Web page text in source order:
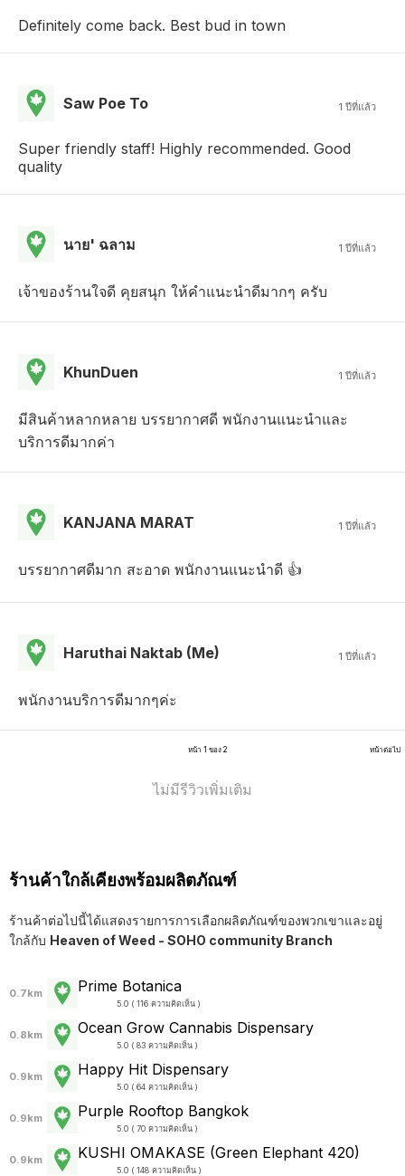
Definitely come back. Best bud in town
Saw Poe To 1 ปีที่แล้ว
Super friendly staff! Highly recommended. Good
quality
นาย' ฉลาม 1 ปีที่แล้ว
เจ้าของร้านใจดี คุยสนุก ให้คำแนะนำดีมากๆ ครับ
KhunDuen 1 ปีที่แล้ว
มีสินค้าหลากหลาย บรรยากาศดี พนักงานแนะนำและ
บริการดีมากค่า
KANJANA MARAT 1 ปีที่แล้ว
บรรยากาศดีมาก สะอาด พนักงานแนะนำดี 👍
Haruthai Naktab (Me) 1 ปีที่แล้ว
พนักงานบริการดีมากๆค่ะ
หน้า 1 ของ 2 หน้าต่อไป
ไม่มีรีวิวเพิ่มเติม
ร้านค้าใกล้เคียงพร้อมผลิตภัณฑ์
ร้านค้าต่อไปนี้ได้แสดงรายการการเลือกผลิตภัณฑ์ของพวกเขาและอยู่
ใกล้กับ Heaven of Weed - SOHO community Branch
0.7km Prime Botanica
5.0 ( 116 ความคิดเห็น )
0.8km Ocean Grow Cannabis Dispensary
5.0 ( 83 ความคิดเห็น )
0.9km Happy Hit Dispensary
5.0 ( 64 ความคิดเห็น )
0.9km Purple Rooftop Bangkok
5.0 ( 70 ความคิดเห็น )
0.9km KUSHI OMAKASE (Green Elephant 420)
5.0 ( 148 ความคิดเห็น )